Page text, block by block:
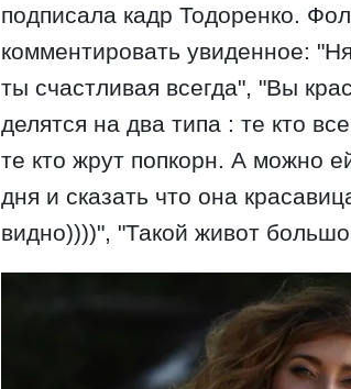
подписала кадр Тодоренко.
комментировать увиденное:
ты счастливая всегда", "Вы
делятся на два типа : те кто
те кто жрут попкорн. А можно
дня и сказать что она
видно))))", "Такой живот